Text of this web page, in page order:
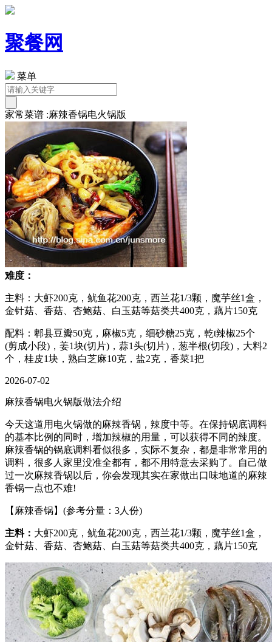
聚餐网
菜单
家常菜谱 :麻辣香锅电火锅版
难度：
主料：大虾200克，鱿鱼花200克，西兰花1/3颗，魔芋丝1盒，
金针菇、香菇、杏鲍菇、白玉菇等菇类共400克，藕片150克
配料：郫县豆瓣50克，麻椒5克，细砂糖25克，乾t辣椒25个
(剪成小段)，姜1块(切片)，蒜1头(切片)，葱半根(切段)，大料2
个，桂皮1块，熟白芝麻10克，盐2克，香菜1把
2026-07-02
麻辣香锅电火锅版做法介绍
今天这道用电火锅做的麻辣香锅，辣度中等。在保持锅底调料
的基本比例的同时，增加辣椒的用量，可以获得不同的辣度。
麻辣香锅的锅底调料看似很多，实际不复杂，都是非常常用的
调料，很多人家里没准全都有，都不用特意去采购了。自己做
过一次麻辣香锅以后，你会发现其实在家做出口味地道的麻辣
香锅一点也不难!
【麻辣香锅】(参考分量：3人份)
主料： 大虾200克，鱿鱼花200克，西兰花1/3颗，魔芋丝1盒，
金针菇、香菇、杏鲍菇、白玉菇等菇类共400克，藕片150克